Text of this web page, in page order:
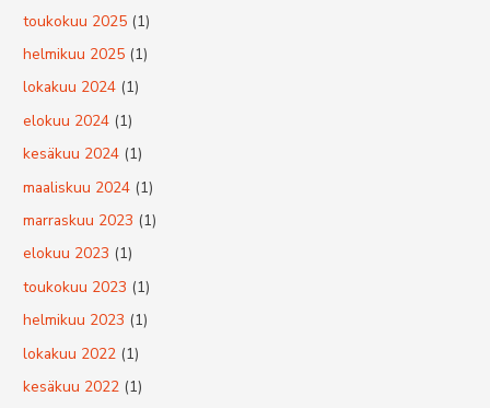
toukokuu 2025 (1)
helmikuu 2025 (1)
lokakuu 2024 (1)
elokuu 2024 (1)
kesäkuu 2024 (1)
maaliskuu 2024 (1)
marraskuu 2023 (1)
elokuu 2023 (1)
toukokuu 2023 (1)
helmikuu 2023 (1)
lokakuu 2022 (1)
kesäkuu 2022 (1)